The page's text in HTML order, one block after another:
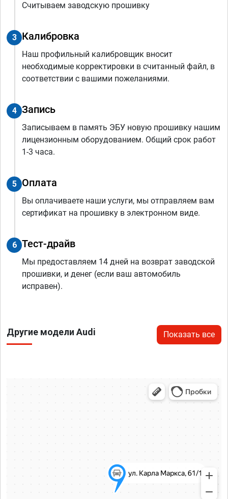
Считываем заводскую прошивку
3 Калибровка
Наш профильный калибровщик вносит
необходимые корректировки в считанный файл, в
соответствии с вашими пожеланиями.
4 Запись
Записываем в память ЭБУ новую прошивку нашим
лицензионным оборудованием. Общий срок работ
1-3 часа.
5 Оплата
Вы оплачиваете наши услуги, мы отправляем вам
сертификат на прошивку в электронном виде.
6 Тест-драйв
Мы предоставляем 14 дней на возврат заводской
прошивки, и денег (если ваш автомобиль
исправен).
Другие модели Audi Показать все